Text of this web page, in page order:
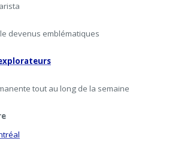
devenus emblématiques
tout au long de la semaine